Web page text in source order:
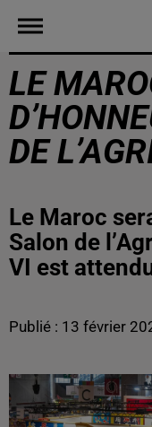
LE
DE
Le Maroc
Salon de
VI est
Publié : 13 février